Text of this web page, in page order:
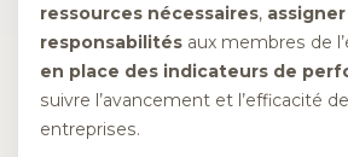
ressources nécessaires,
responsabilités aux membres de
en place des indicateurs de
suivre l’avancement et l’efficacité
entreprises.